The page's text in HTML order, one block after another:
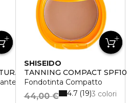
PERFETTA
Restitutivo
SHISEIDO
TANNING COMPACT SPF10
Fondotinta Compatto
44,00 € 3 colori
4.7 19